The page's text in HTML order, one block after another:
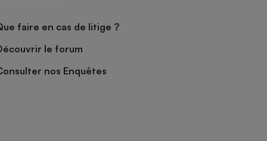
faire en cas de litige ?
le forum
nos Enquêtes